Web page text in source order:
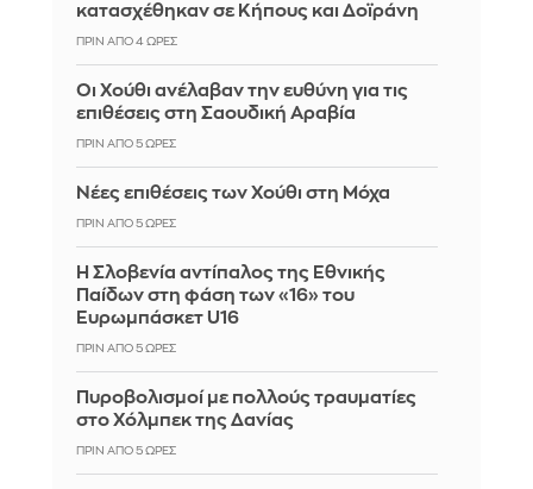
κατασχέθηκαν σε Κήπους και Δοϊράνη
ΠΡΙΝ ΑΠΌ 4 ΏΡΕΣ
Οι Χούθι ανέλαβαν την ευθύνη για τις
επιθέσεις στη Σαουδική Αραβία
ΠΡΙΝ ΑΠΌ 5 ΏΡΕΣ
Νέες επιθέσεις των Χούθι στη Μόχα
ΠΡΙΝ ΑΠΌ 5 ΏΡΕΣ
Η Σλοβενία αντίπαλος της Εθνικής
Παίδων στη φάση των «16» του
Ευρωμπάσκετ U16
ΠΡΙΝ ΑΠΌ 5 ΏΡΕΣ
Πυροβολισμοί με πολλούς τραυματίες
στο Χόλμπεκ της Δανίας
ΠΡΙΝ ΑΠΌ 5 ΏΡΕΣ